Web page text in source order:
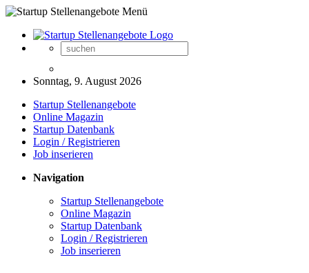
Sonntag, 9. August 2026
Startup Stellenangebote
Online Magazin
Startup Datenbank
Login / Registrieren
Job inserieren
Navigation
Startup Stellenangebote
Online Magazin
Startup Datenbank
Login / Registrieren
Job inserieren